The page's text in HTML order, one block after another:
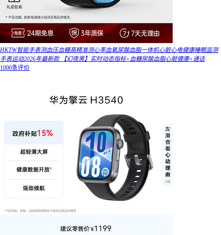
HKTW智能手表测血压血糖高精准测心率血氧尿酸血脂一体机心脏心电健康睡眠监测
手表运动2026年最新款 【幻夜黑】实时动态指标+血糖尿酸血脂心脏健康+通话
1000条评价